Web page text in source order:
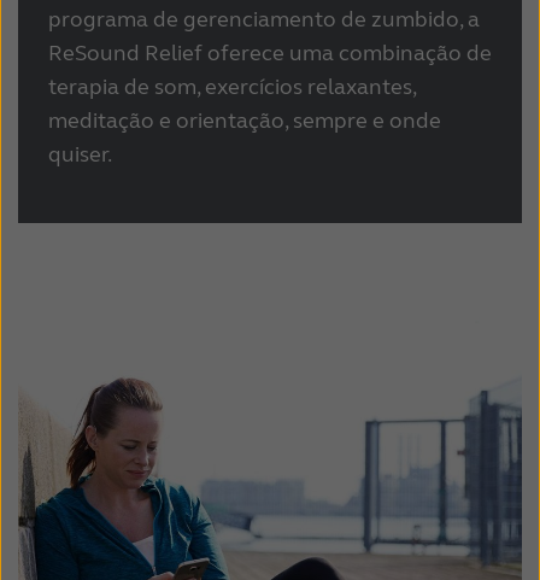
programa de gerenciamento de zumbido, a
ReSound Relief oferece uma combinação de
terapia de som, exercícios relaxantes,
meditação e orientação, sempre e onde
quiser.